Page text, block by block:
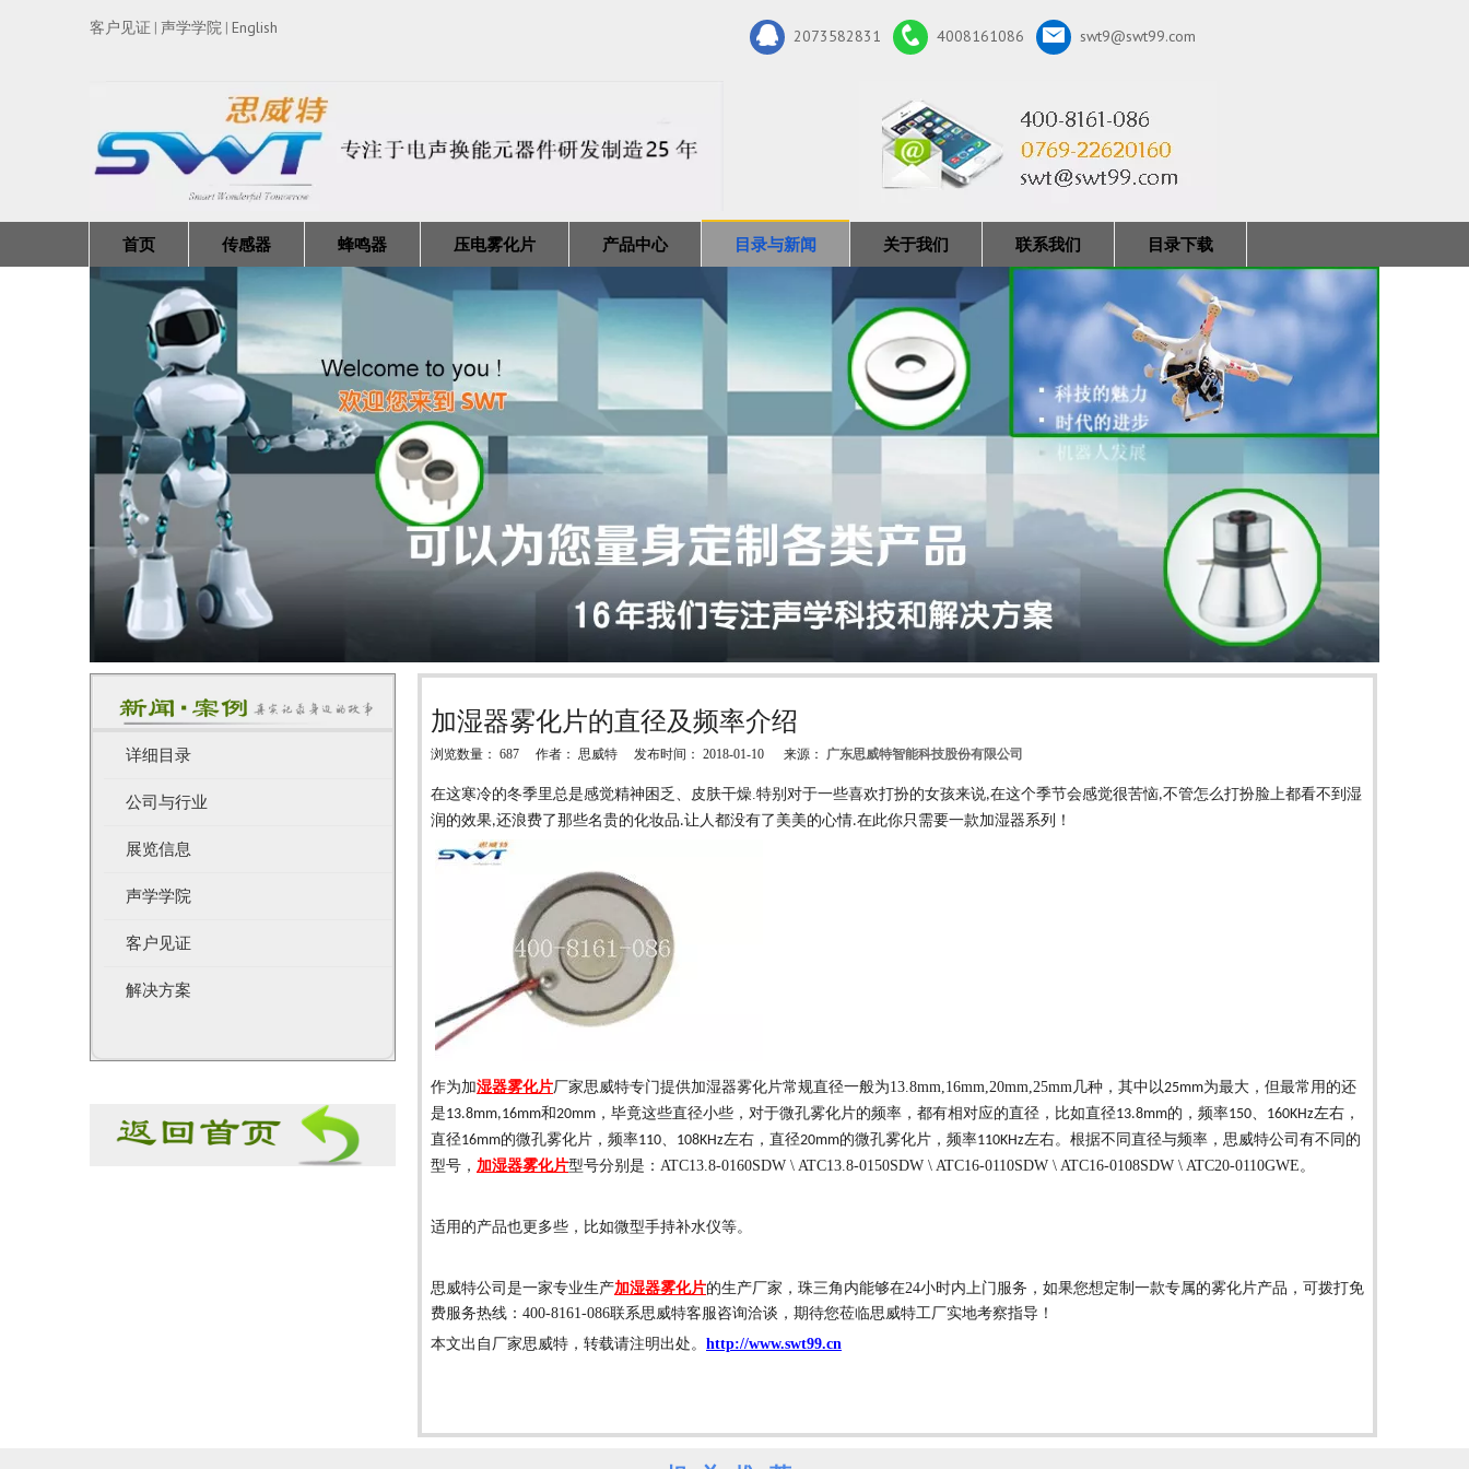
客户见证 | 声学学院 | English 2073582831 4008161086 swt9@swt99.com
首页 传感器 蜂鸣器 压电雾化片 产品中心 目录与新闻 关于我们 联系我们 目录下载
详细目录
公司与行业
展览信息
声学学院
客户见证
解决方案
加湿器雾化片的直径及频率介绍
浏览数量： 687 作者： 思威特 发布时间： 2018-01-10 来源： 广东思威特智能科技股份有限公司
在这寒冷的冬季里总是感觉精神困乏、皮肤干燥.特别对于一些喜欢打扮的女孩来说,在这个季节会感觉很苦恼,不管怎么打扮脸上都看不到湿
润的效果,还浪费了那些名贵的化妆品.让人都没有了美美的心情.在此你只需要一款加湿器系列！
作为加湿器雾化片厂家思威特专门提供加湿器雾化片常规直径一般为13.8mm,16mm,20mm,25mm几种，其中以25mm为最大，但最常用的还
是13.8mm,16mm和20mm ，毕竟这些直径小些，对于微孔雾化片的频率，都有相对应的直径，比如直径13.8mm的，频率150、 160KHz左右，
直径16mm的微孔雾化片，频率110、 108KHz左右，直径20mm的微孔雾化片，频率110KHz左右。根据不同直径与频率，思威特公司有不同的
型号， 加湿器雾化片型号分别是：ATC13.8-0160SDW \ ATC13.8-0150SDW \ ATC16-0110SDW \ ATC16-0108SDW \ ATC20-0110GWE。
适用的产品也更多些，比如微型手持补水仪等。
思威特公司是一家专业生产加湿器雾化片的生产厂家，珠三角内能够在24小时内上门服务，如果您想定制一款专属的雾化片产品，可拨打免
费服务热线： 400-8161-086联系思威特客服咨询洽谈，期待您莅临思威特工厂实地考察指导！
本文出自厂家思威特，转载请注明出处。 http://www.swt99.cn